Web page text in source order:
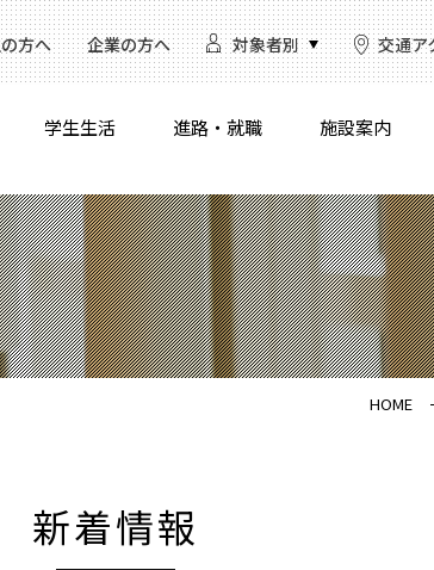
方へ 企業の方へ 対象者別 交通ア
学生生活 進路・就職 施設案内
HOME
新着情報